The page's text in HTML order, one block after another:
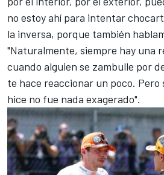
no estoy ahí para intentar
la inversa, porque también
"Naturalmente, siempre hay una
cuando alguien se zambulle por
te hace reaccionar un poco. Pero
hice no fue nada exagerado".